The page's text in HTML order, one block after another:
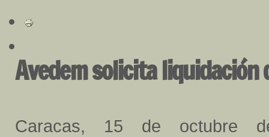
Avedem solicita
Caracas, 15 de octubre